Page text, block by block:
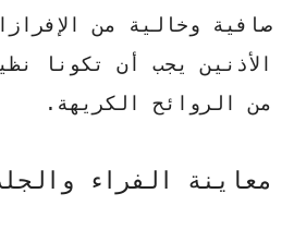
صافية وخالية من
الأذنين يجب أن تكونا
من الروائح الكريهة.
معاينة الفراء